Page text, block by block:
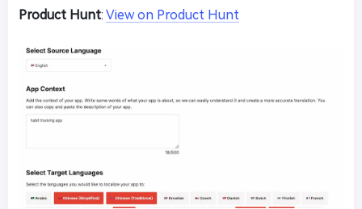
Product Hunt: View on Product Hunt